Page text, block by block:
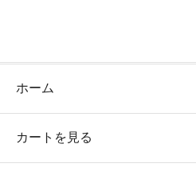
ホーム
カートを見る